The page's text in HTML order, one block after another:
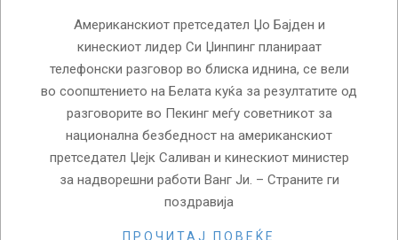
Американскиот претседател Џо Бајден и
кинескиот лидер Си Џинпинг планираат
телефонски разговор во блиска иднина, се вели
во соопштението на Белата куќа за резултатите од
разговорите во Пекинг меѓу советникот за
национална безбедност на американскиот
претседател Џејк Саливан и кинескиот министер
за надворешни работи Ванг Ји. – Страните ги
поздравија
ПРОЧИТАЈ ПОВЕЌЕ